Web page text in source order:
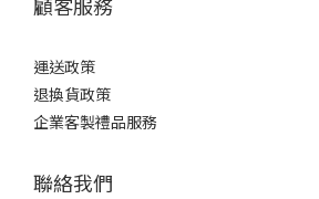
顧客服務
運送政策
退換貨政策
企業客製禮品服務
聯絡我們